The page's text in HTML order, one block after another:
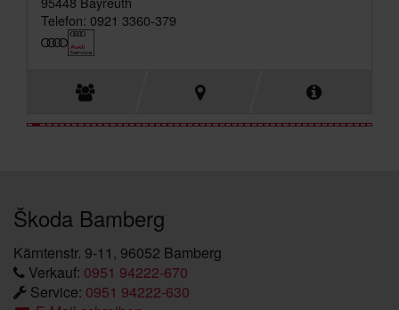
Telefon: 0921 3360-379
Škoda Bamberg
Kärntenstr. 9-11, 96052 Bamberg
Verkauf: 0951 94222-670
Service: 0951 94222-630